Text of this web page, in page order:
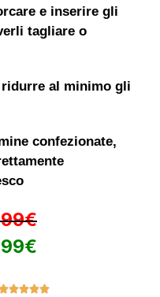
e inserire gli
tagliare o
al minimo gli
confezionate,
99€
